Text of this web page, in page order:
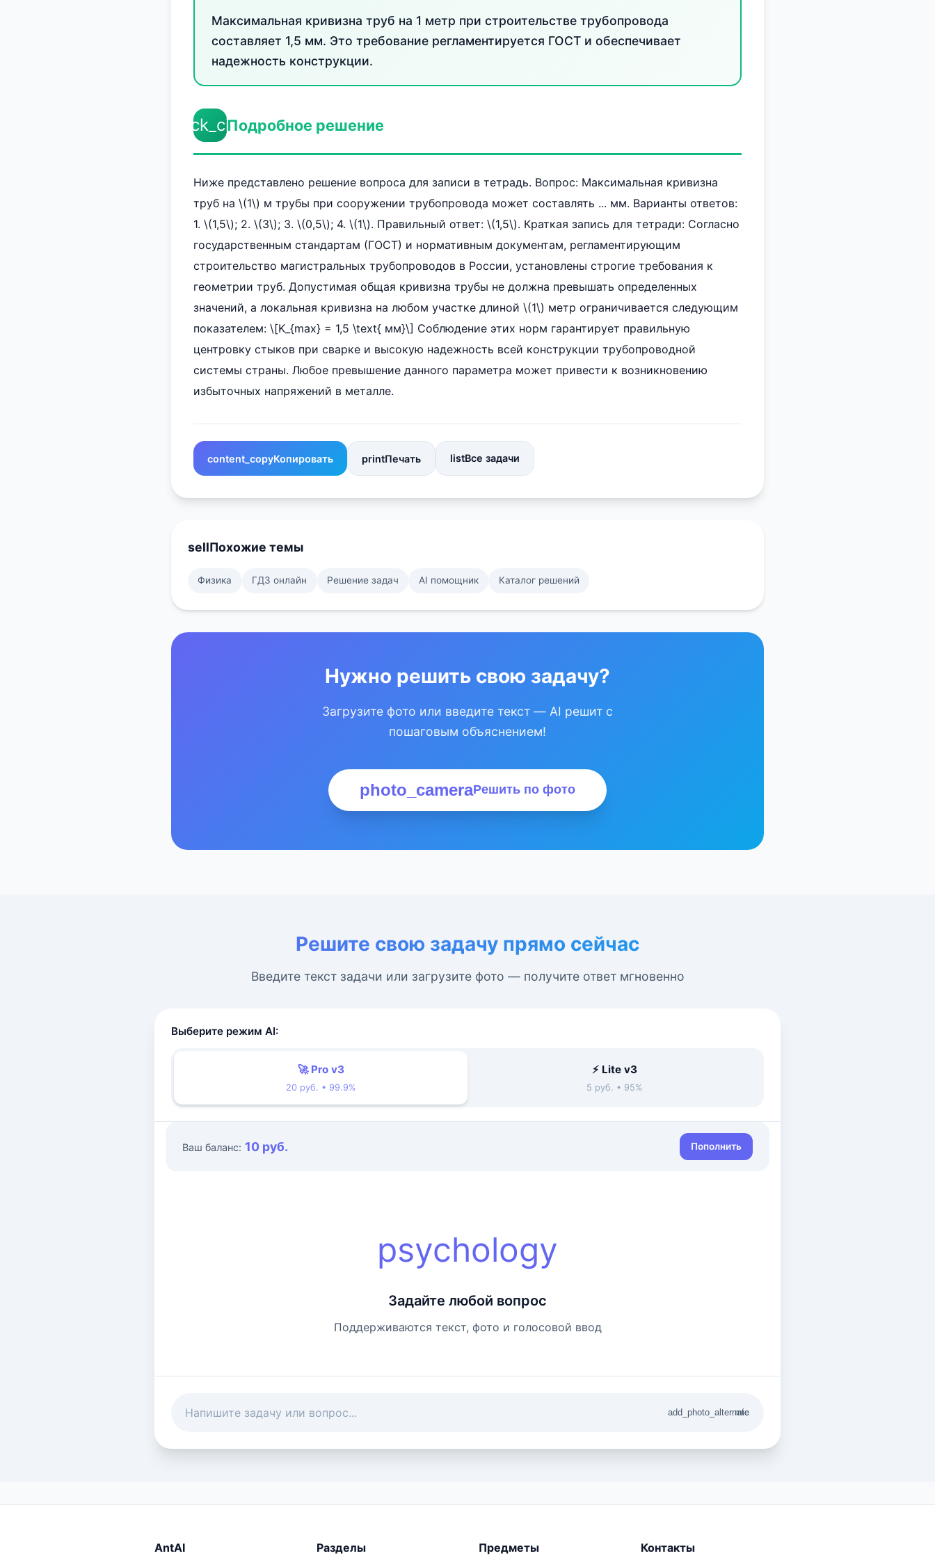
Максимальная кривизна труб на 1 метр при строительстве трубопровода
составляет 1,5 мм. Это требование регламентируется ГОСТ и обеспечивает
надежность конструкции.
check_circleПодробное решение
Ниже представлено решение вопроса для записи в тетрадь. Вопрос: Максимальная кривизна
труб на \(1\) м трубы при сооружении трубопровода может составлять ... мм. Варианты ответов:
1. \(1,5\); 2. \(3\); 3. \(0,5\); 4. \(1\). Правильный ответ: \(1,5\). Краткая запись для тетради: Согласно
государственным стандартам (ГОСТ) и нормативным документам, регламентирующим
строительство магистральных трубопроводов в России, установлены строгие требования к
геометрии труб. Допустимая общая кривизна трубы не должна превышать определенных
значений, а локальная кривизна на любом участке длиной \(1\) метр ограничивается следующим
показателем: \[K_{max} = 1,5 \text{ мм}\] Соблюдение этих норм гарантирует правильную
центровку стыков при сварке и высокую надежность всей конструкции трубопроводной
системы страны. Любое превышение данного параметра может привести к возникновению
избыточных напряжений в металле.
content_copyКопировать printПечать listВсе задачи
sellПохожие темы
Физика ГДЗ онлайн Решение задач AI помощник Каталог решений
Нужно решить свою задачу?
Загрузите фото или введите текст — AI решит с
пошаговым объяснением!
photo_cameraРешить по фото
Решите свою задачу прямо сейчас
Введите текст задачи или загрузите фото — получите ответ мгновенно
Выберите режим AI:
🚀 Pro v3
20 руб. • 99.9%
⚡ Lite v3
5 руб. • 95%
Ваш баланс: 10 руб. Пополнить
psychology
Задайте любой вопрос
Поддерживаются текст, фото и голосовой ввод
add_photo_alternate
mic
AntAI Разделы Предметы Контакты